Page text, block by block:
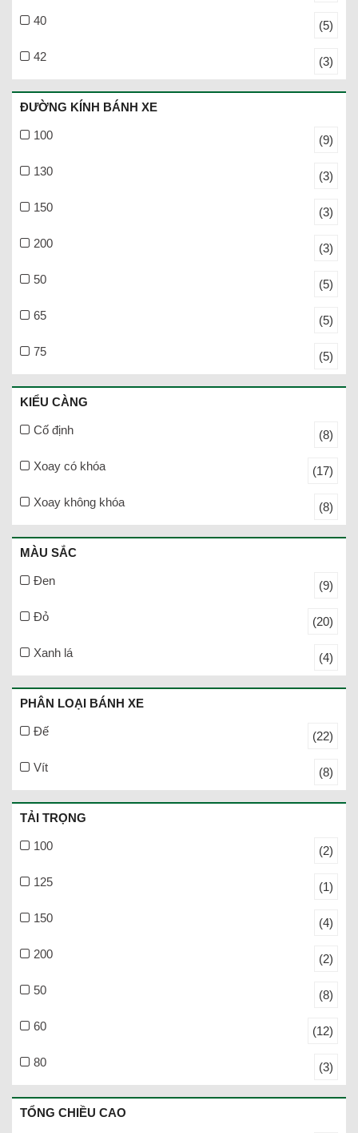
40 (5)
42 (3)
ĐƯỜNG KÍNH BÁNH XE
100 (9)
130 (3)
150 (3)
200 (3)
50 (5)
65 (5)
75 (5)
KIỂU CÀNG
Cố định (8)
Xoay có khóa (17)
Xoay không khóa (8)
MÀU SẮC
Đen (9)
Đỏ (20)
Xanh lá (4)
PHÂN LOẠI BÁNH XE
Đế (22)
Vít (8)
TẢI TRỌNG
100 (2)
125 (1)
150 (4)
200 (2)
50 (8)
60 (12)
80 (3)
TỔNG CHIỀU CAO